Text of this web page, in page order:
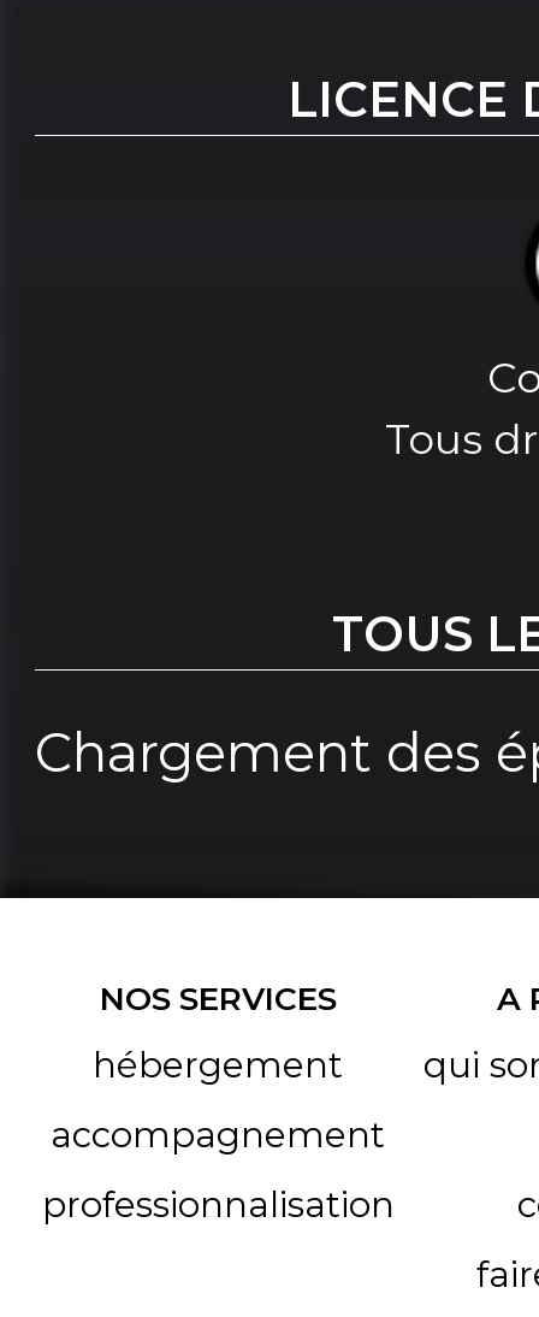
LICENCE
Tous
TOUS
Chargement des
NOS SERVICES
hébergement
accompagnement
professionnalisation
A
qui